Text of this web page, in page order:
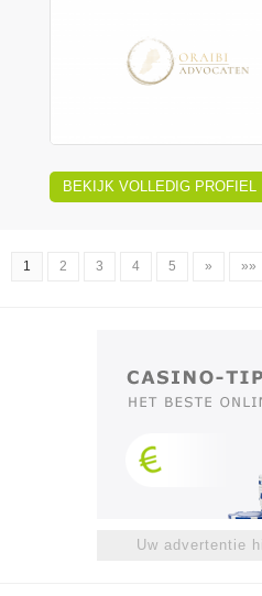
BEKIJK VOLLEDIG PROFIEL
1 2 3 4 5 » »»
Uw advertentie